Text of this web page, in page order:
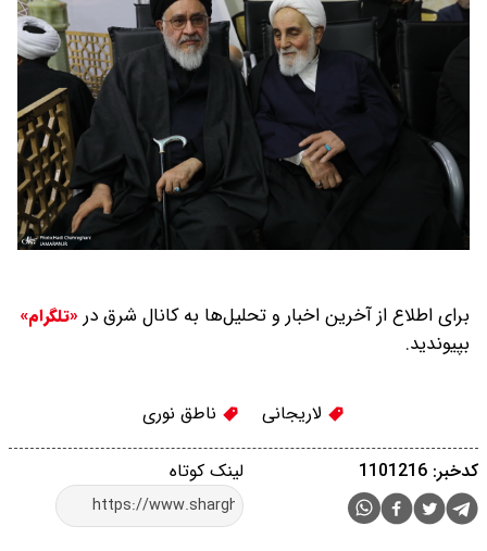
برای اطلاع از آخرین اخبار و تحلیل‌ها به کانال شرق در «تلگرام»
بپیوندید.
لاریجانی ناطق نوری
لینک کوتاه کدخبر: 1101216